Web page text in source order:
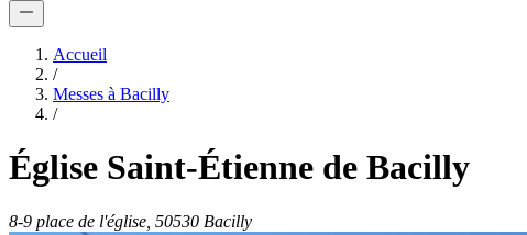
Accueil
/
Messes à Bacilly
/
Église Saint-Étienne de Bacilly
8-9 place de l'église, 50530 Bacilly